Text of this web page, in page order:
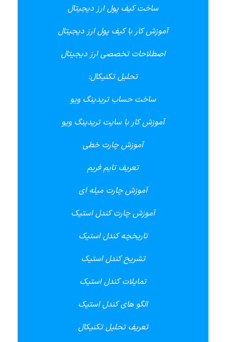
ساخت کیف پول ارز دیجیتال
آموزش کار با کیف پول ارز دیجیتال
اصطلاحات تخصصی ارز دیجیتال
تحلیل تکنیکال:
ساخت حساب تریدینگ ویو
آموزش کار با سایت تریدینگ ویو
آموزش چارت خطی
تعریف تایم فریم
آموزش چارت میله ای
آموزش چارت کندل استیک
تاریخچه کندل استیک
تشریح کندل استیک
تمایلات کندل استیک
الگو های کندل استیک
تعریف تحلیل تکنیکال